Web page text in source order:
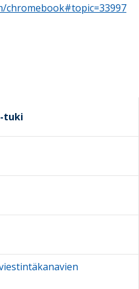
chromebook#topic=33997
tuki